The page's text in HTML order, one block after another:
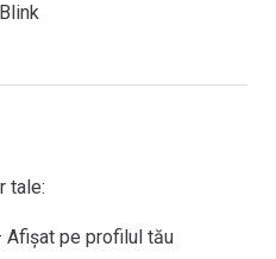
tale:
Afișat pe profilul tău